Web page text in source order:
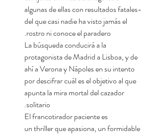
algunas de ellas con resultados fatales-
del que casi nadie ha visto jamás el
rostro ni conoce el paradero.
La búsqueda conducirá a la
protagonista de Madrid a Lisboa, y de
ahí a Verona y Nápoles en su intento
por descifrar cuál es el objetivo al que
apunta la mira mortal del cazador
solitario.
El francotirador paciente es
un thriller que apasiona, un formidable